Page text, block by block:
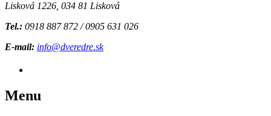
Lisková 1226, 034 81 Lisková
Tel.: 0918 887 872 / 0905 631 026
E-mail: info@dveredre.sk
Menu